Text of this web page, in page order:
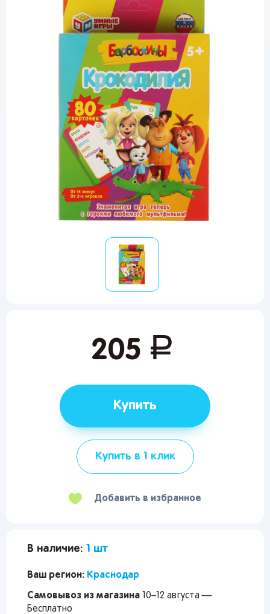
205 руб.
Купить
Купить в 1 клик
Добавить в избранное
В наличие: 1 шт
Ваш регион: Краснодар
Самовывоз из магазина 10–12 августа —
Бесплатно